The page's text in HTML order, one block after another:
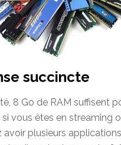
succincte
8 Go de RAM suffisent
si vous êtes en streaming
avoir plusieurs